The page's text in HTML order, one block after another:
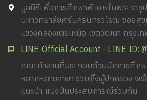
มูลนิธิเพื่อการศึกษาพิเศษในพระรา
มหาวิทยาลัยศรีนครินทรวิโรฒ ซอยสุ
แขวงคลองเตยเหนือ เขตวัฒนา กรุงเ
LINE Official Account - LINE ID:
คณะทำงานที่ประกอบด้วยนักการศึก
หลากหลายสาขา รวมถึงผู้ปกครอง พ
แนะนำ แบ่งปันประสบการณ์ร่วมกัน